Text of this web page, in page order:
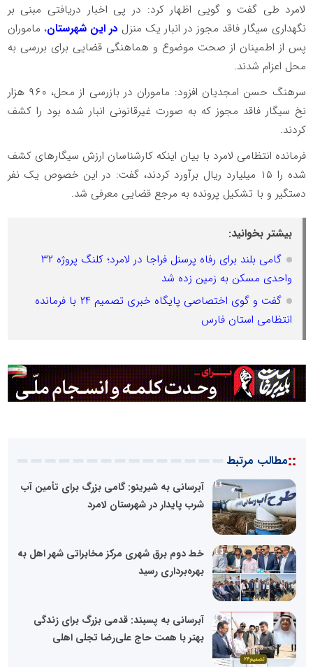
لامرد طی گفت و گویی اظهار کرد: در پی اخبار دریافتی مبنی بر
نگهداری سیگار فاقد مجوز در انبار یک منزل در این شهرستان، ماموران
پس از اطمینان از صحت موضوع و هماهنگی قضایی برای بررسی به
محل اعزام شدند.
سرهنگ حسن امجدیان افزود: ماموران در بازرسی از محل، ۹۶۰ هزار
نخ سیگار فاقد مجوز که به صورت غیرقانونی انبار شده بود را کشف
کردند.
فرمانده انتظامی لامرد با بیان اینکه کارشناسان ارزش سیگارهای کشف
شده را ۱۵ میلیارد ریال برآورد کردند، گفت: در این خصوص یک نفر
دستگیر و با تشکیل پرونده به مرجع قضایی معرفی شد.
بیشتر بخوانید:
گامی بلند برای رفاه پرسنل فراجا در لامرد؛ کلنگ پروژه ۳۲
واحدی مسکن به زمین زده شد
گفت و گوی اختصاصی پایگاه خبری تصمیم ۲۴ با فرمانده
انتظامی استان فارس
::مطالب مرتبط
آبرسانی به شیرینو: گامی بزرگ برای تأمین آب
شرب پایدار در شهرستان لامرد
خط دوم برق شهری مرکز مخابراتی شهر اهل به
بهره‌برداری رسید
آبرسانی به پسبند: قدمی بزرگ برای زندگی
بهتر با همت حاج علی‌رضا تجلی اهلی